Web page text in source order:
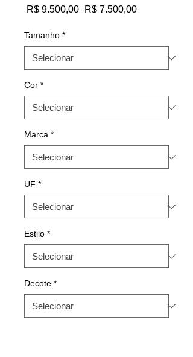
R$ 9.500,00 Preço
R$ 7.500,00Preço
Tamanho *
Cor *
Marca *
UF *
Estilo *
Decote *